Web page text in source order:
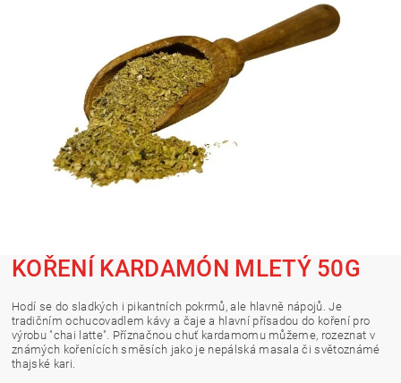
KOŘENÍ KARDAMÓN MLETÝ 50G
Hodí se do sladkých i pikantních pokrmů, ale hlavně nápojů. Je
tradičním ochucovadlem kávy a čaje a hlavní přísadou do koření pro
výrobu "chai latte". Příznačnou chuť kardamomu můžeme, rozeznat v
známých kořenících směsích jako je nepálská masala či světoznámé
thajské kari.